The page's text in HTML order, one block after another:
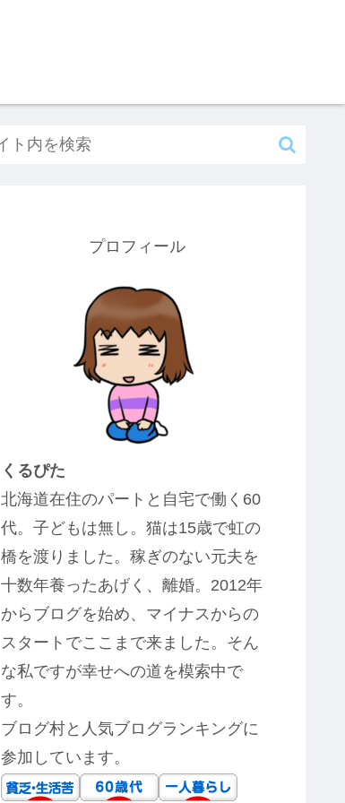
プロフィール
くるぴた
北海道在住のパートと自宅で働く60
代。子どもは無し。猫は15歳で虹の
橋を渡りました。稼ぎのない元夫を
十数年養ったあげく、離婚。2012年
からブログを始め、マイナスからの
スタートでここまで来ました。そん
な私ですが幸せへの道を模索中で
す。
ブログ村と人気ブログランキングに
参加しています。